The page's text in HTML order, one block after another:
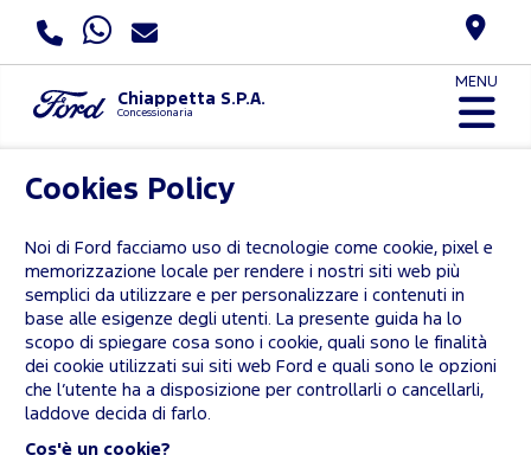
Chiappetta S.P.A.
Concessionaria
MENU
Cookies Policy
Noi di Ford facciamo uso di tecnologie come cookie, pixel e
memorizzazione locale per rendere i nostri siti web più
semplici da utilizzare e per personalizzare i contenuti in
base alle esigenze degli utenti. La presente guida ha lo
scopo di spiegare cosa sono i cookie, quali sono le finalità
dei cookie utilizzati sui siti web Ford e quali sono le opzioni
che l’utente ha a disposizione per controllarli o cancellarli,
laddove decida di farlo.
Cos'è un cookie?